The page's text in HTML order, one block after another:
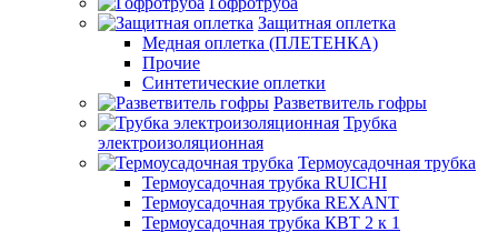
Защитная оплетка
Медная оплетка (ПЛЕТЕНКА)
Прочие
Синтетические оплетки
Разветвитель гофры
Трубка
электроизоляционная
Термоусадочная трубка
Термоусадочная трубка RUICHI
Термоусадочная трубка REXANT
Термоусадочная трубка КВТ 2 к 1